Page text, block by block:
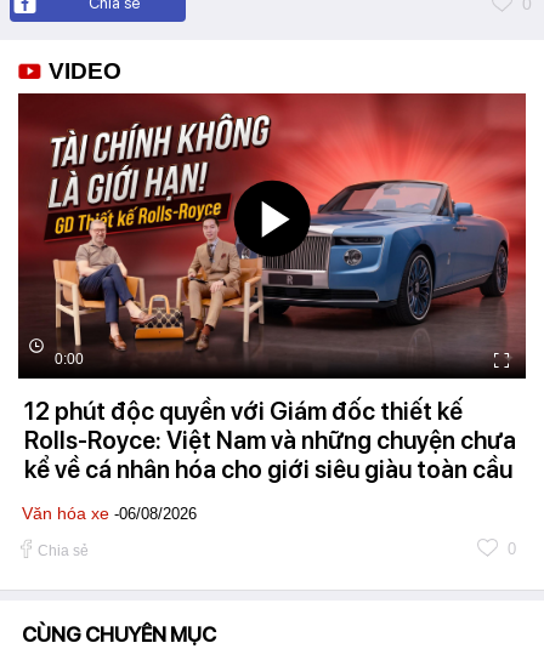
0
VIDEO
0:00
12 phút độc quyền với Giám đốc thiết kế
Rolls-Royce: Việt Nam và những chuyện chưa
kể về cá nhân hóa cho giới siêu giàu toàn cầu
Văn hóa xe -06/08/2026
Chia sẻ 0
CÙNG CHUYÊN MỤC